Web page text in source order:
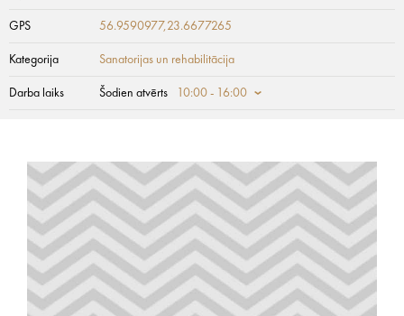
GPS 56.9590977,23.6677265
Kategorija Sanatorijas un rehabilitācija
Darba laiks Šodien atvērts 10:00 - 16:00